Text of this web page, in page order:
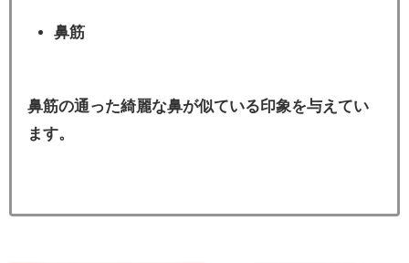
鼻筋
鼻筋の通った綺麗な鼻が似ている印象を与えてい
ます。